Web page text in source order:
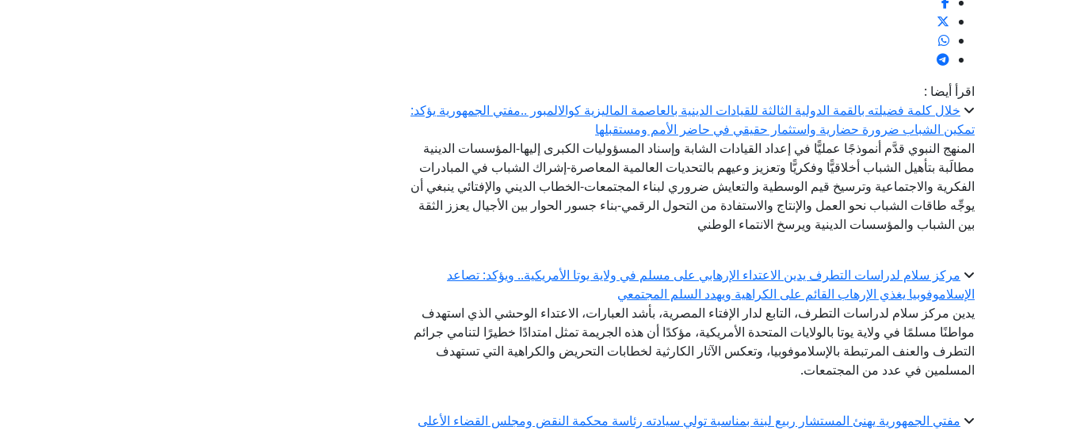
اقرأ أيضا :
خلال كلمة فضيلته بالقمة الدولية الثالثة للقيادات الدينية بالعاصمة الماليزية كوالالمبور ..مفتي الجمهورية يؤكد:
تمكين الشباب ضرورة حضارية واستثمار حقيقي في حاضر الأمم ومستقبلها
المنهج النبوي قدَّم أنموذجًا عمليًّا في إعداد القيادات الشابة وإسناد المسؤوليات الكبرى إليها-المؤسسات الدينية
مطالَبة بتأهيل الشباب أخلاقيًّا وفكريًّا وتعزيز وعيهم بالتحديات العالمية المعاصرة-إشراك الشباب في المبادرات
الفكرية والاجتماعية وترسيخ قيم الوسطية والتعايش ضروري لبناء المجتمعات-الخطاب الديني والإفتائي ينبغي أن
يوجِّه طاقات الشباب نحو العمل والإنتاج والاستفادة من التحول الرقمي-بناء جسور الحوار بين الأجيال يعزز الثقة
بين الشباب والمؤسسات الدينية ويرسخ الانتماء الوطني
مركز سلام لدراسات التطرف يدين الاعتداء الإرهابي على مسلم في ولاية يوتا الأمريكية.. ويؤكد: تصاعد
الإسلاموفوبيا يغذي الإرهاب القائم على الكراهية ويهدد السلم المجتمعي
يدين مركز سلام لدراسات التطرف، التابع لدار الإفتاء المصرية، بأشد العبارات، الاعتداء الوحشي الذي استهدف
مواطنًا مسلمًا في ولاية يوتا بالولايات المتحدة الأمريكية، مؤكدًا أن هذه الجريمة تمثل امتدادًا خطيرًا لتنامي جرائم
التطرف والعنف المرتبطة بالإسلاموفوبيا، وتعكس الآثار الكارثية لخطابات التحريض والكراهية التي تستهدف
المسلمين في عدد من المجتمعات.
مفتي الجمهورية يهنئ المستشار ربيع لبنة بمناسبة تولي سيادته رئاسة محكمة النقض ومجلس القضاء الأعلى